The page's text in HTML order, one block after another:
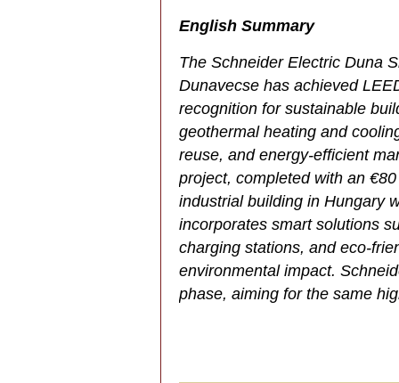
English Summary
The Schneider Electric Duna
Dunavecse has achieved
recognition for sustainable
geothermal heating and
reuse, and energy-efficient
project, completed with an
industrial building in Hungary
incorporates smart solutions
charging stations, and eco-
environmental impact.
phase, aiming for the same